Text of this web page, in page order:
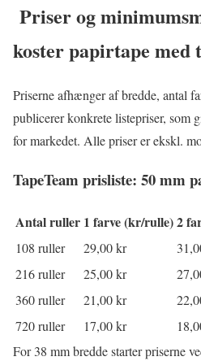
Priser og
koster papirtape med
Priserne afhænger af bredde, antal
publicerer konkrete listepriser, som
for markedet. Alle priser er ekskl.
TapeTeam prisliste: 50 mm
Antal ruller 1 farve (kr/rulle)2
108 ruller 29,00 kr
216 ruller
25,00 kr
360 ruller
21,00 kr
720 ruller
17,00 kr
For 38 mm bredde starter priserne